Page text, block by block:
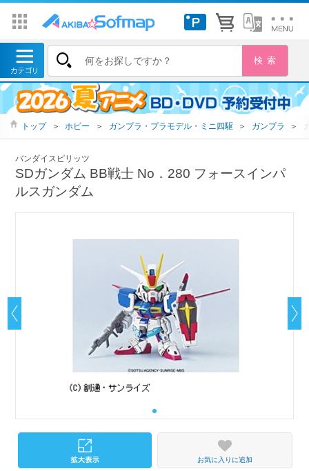
トップ ＞ ホビー ＞ ガンプラ・プラモデル・ミニ四駆 ＞ ガンプラ ＞
バンダイスピリッツ
SDガンダム BB戦士 No．280 フォースインパ
ルスガンダム
お気に入りに追加